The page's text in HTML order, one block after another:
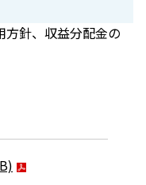
針、収益分配金の